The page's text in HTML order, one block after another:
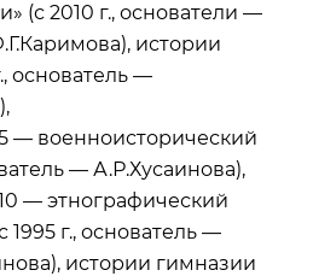
(с 2010 г., основатели —
истории
основатель —
— военноисторический
— А.Р.Хусаинова),
— этнографический
г., основатель —
истории гимназии